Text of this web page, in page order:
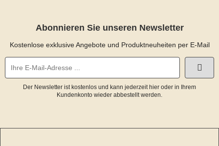
Abonnieren Sie unseren Newsletter
Kostenlose exklusive Angebote und Produktneuheiten per E-Mail
Der Newsletter ist kostenlos und kann jederzeit hier oder in Ihrem
Kundenkonto wieder abbestellt werden.